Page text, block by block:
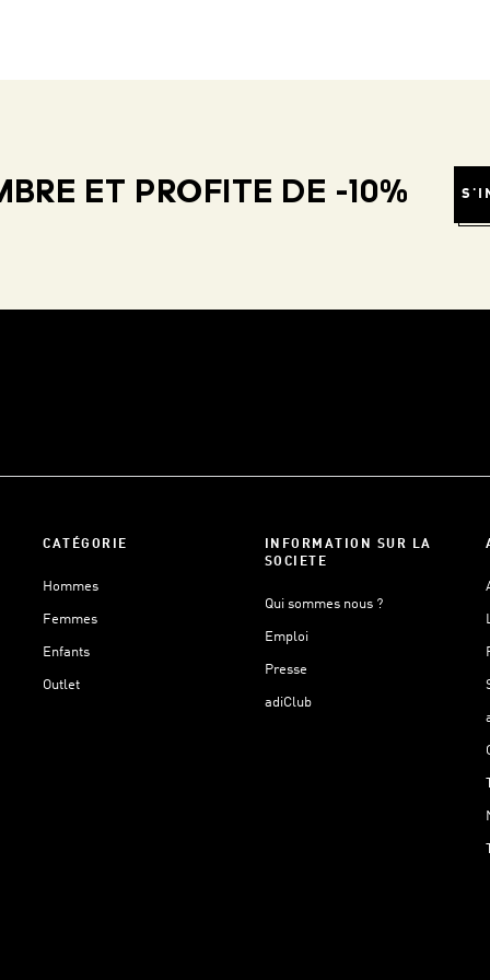
ET PROFITE DE -10%
CATÉGORIE
Hommes
Femmes
Enfants
Outlet
INFORMATION SUR LA
SOCIETE
Qui sommes nous ?
Emploi
Presse
adiClub